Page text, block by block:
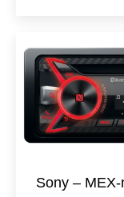
Sony –